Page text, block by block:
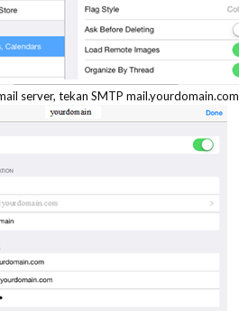
server, tekan SMTP mail.yourdomain.com